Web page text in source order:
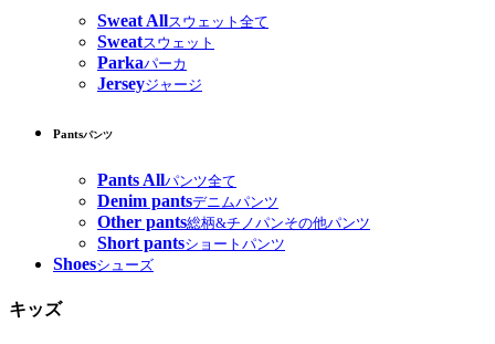
Sweat Allスウェット全て
Sweatスウェット
Parkaパーカ
Jerseyジャージ
Pantsパンツ
Pants Allパンツ全て
Denim pantsデニムパンツ
Other pants総柄&チノパンその他パンツ
Short pantsショートパンツ
Shoesシューズ
キッズ